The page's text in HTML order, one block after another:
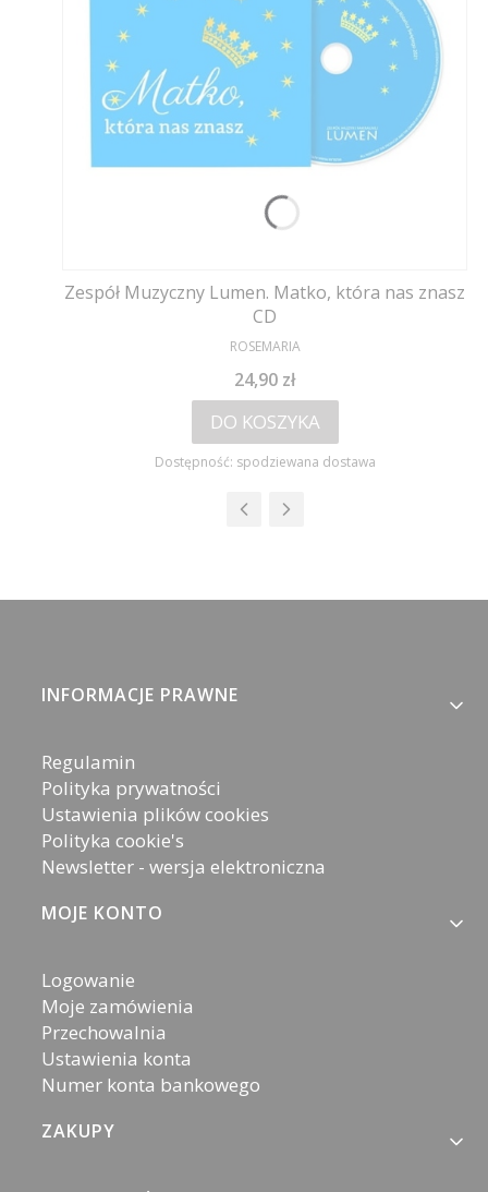
Zespół Muzyczny Lumen. Matko, która nas znasz
CD
PRODUCENT
ROSEMARIA
Cena
24,90 zł
DO KOSZYKA
Dostępność: spodziewana dostawa
Linki w stopce
INFORMACJE PRAWNE
Regulamin
Polityka prywatności
Ustawienia plików cookies
Polityka cookie's
Newsletter - wersja elektroniczna
MOJE KONTO
Logowanie
Moje zamówienia
Przechowalnia
Ustawienia konta
Numer konta bankowego
ZAKUPY